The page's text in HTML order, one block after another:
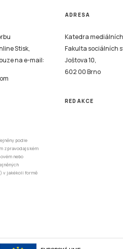
Stisk,
na e-mail:
podle
zpravodajském
nebo
v jakékoli formě
ADRESA
Katedra
Fakulta sociálních
Joštova 10,
602 00 Brno
REDAKCE